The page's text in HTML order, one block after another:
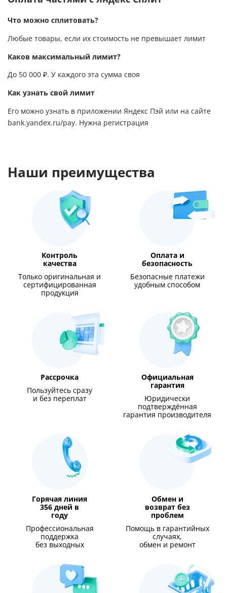
Что можно сплитовать?
Любые товары, если их стоимость не превышает лимит
Каков максимальный лимит?
До 50 000 ₽. У каждого эта сумма своя
Как узнать свой лимит
Его можно узнать в приложении Яндекс Пэй или на сайте
bank.yandex.ru/pay. Нужна регистрация
Наши преимущества
Контроль
качества
Только оригинальная и
сертифицированная
продукция
Оплата и
безопасность
Безопасные платежи
удобным способом
Рассрочка
Пользуйтесь сразу
и без переплат
Официальная
гарантия
Юридически
подтверждённая
гарантия производителя
Горячая линия
356 дней в
году
Профессиональная
поддержка
без выходных
Обмен и
возврат без
проблем
Помощь в гарантийных
случаях,
обмен и ремонт